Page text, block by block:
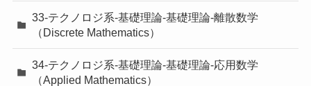
33-テクノロジ系-基礎理論-基礎理論-離散数学
（Discrete Mathematics）
34-テクノロジ系-基礎理論-基礎理論-応用数学
（Applied Mathematics）